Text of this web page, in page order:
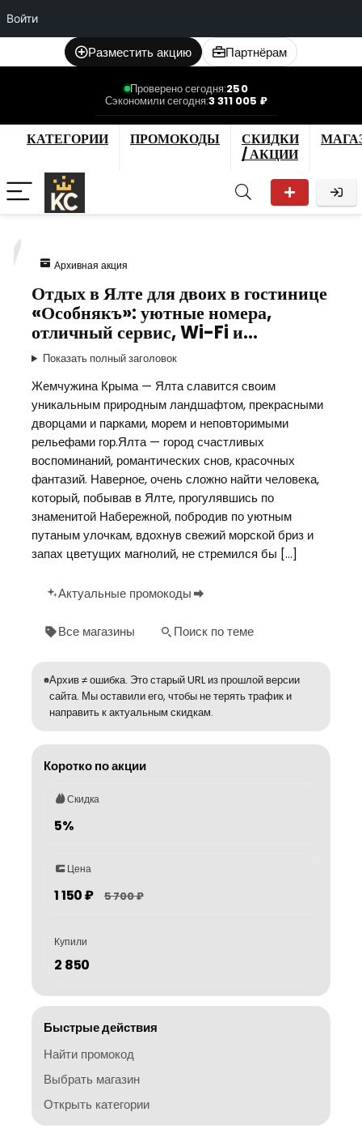
Войти
Разместить акцию Партнёрам
Проверено сегодня:250
Сэкономили сегодня:3 311 005 ₽
КАТЕГОРИИ ПРОМОКОДЫ
СКИДКИ
/ АКЦИИ
Архивная акция
Отдых в Ялте для двоих в гостинице
«Особнякъ»: уютные номера,
отличный сервис, Wi-Fi и…
Показать полный заголовок
Жемчужина Крыма — Ялта славится своим
уникальным природным ландшафтом, прекрасными
дворцами и парками, морем и неповторимыми
рельефами гор.Ялта — город счастливых
воспоминаний, романтических снов, красочных
фантазий. Наверное, очень сложно найти человека,
который, побывав в Ялте, прогулявшись по
знаменитой Набережной, побродив по уютным
путаным улочкам, вдохнув свежий морской бриз и
запах цветущих магнолий, не стремился бы […]
Актуальные промокоды
Все магазины Поиск по теме
Архив ≠ ошибка. Это старый URL из прошлой версии
сайта. Мы оставили его, чтобы не терять трафик и
направить к актуальным скидкам.
Коротко по акции
Скидка
5%
Цена
1 150 ₽ 5 700 ₽
Купили
2 850
Быстрые действия
Найти промокод
Выбрать магазин
Открыть категории